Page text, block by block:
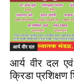
आर्य वीर दल
आर्य वीर दल एवं
क्रिडा प्रशिक्षण